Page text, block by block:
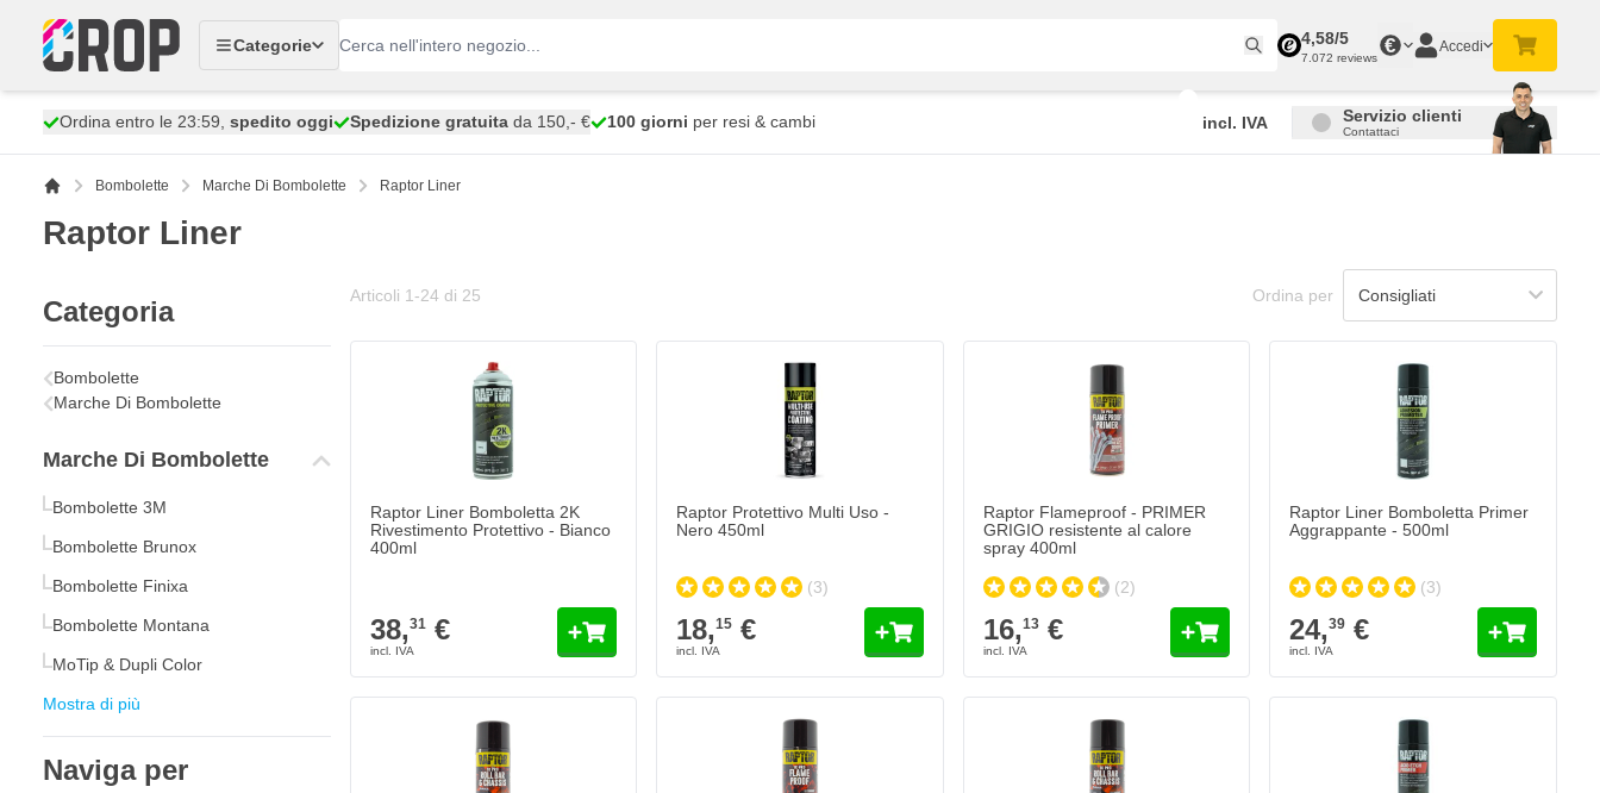
Categorie
4,58/5
7.072 reviews
€ Accedi
Ordina entro le 23:59, spedito oggi Spedizione gratuita da 150,- € 100 giorni per resi & cambi incl. IVA Servizio clienti
Contattaci
Bombolette Marche Di Bombolette Raptor Liner
Raptor Liner
Categoria
Bombolette
Marche Di Bombolette
Marche Di Bombolette
Bombolette 3M
Bombolette Brunox
Bombolette Finixa
Bombolette Montana
MoTip & Dupli Color
Mostra di più
Naviga per
Articoli 1 -24 di 25 Ordina per
Raptor Liner Bomboletta 2K
Rivestimento Protettivo - Bianco
400ml
38,31€
Raptor Protettivo Multi Uso -
Nero 450ml
(3)
18,15 €
Raptor Flameproof - PRIMER
GRIGIO resistente al calore
spray 400ml
(2)
16,13€
Raptor Liner Bomboletta Primer
Aggrappante - 500ml
(3)
24,39 €